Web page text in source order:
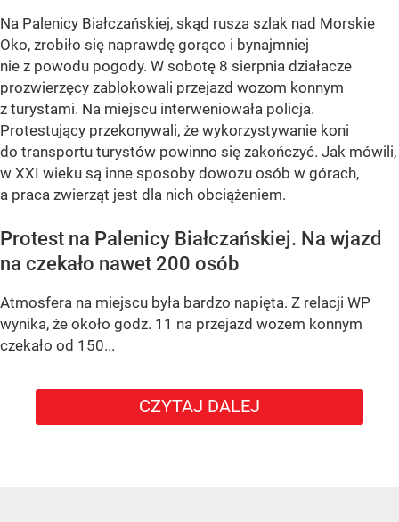
Na Palenicy Białczańskiej, skąd rusza szlak nad Morskie
Oko, zrobiło się naprawdę gorąco i bynajmniej
nie z powodu pogody. W sobotę 8 sierpnia działacze
prozwierzęcy zablokowali przejazd wozom konnym
z turystami. Na miejscu interweniowała policja.
Protestujący przekonywali, że wykorzystywanie koni
do transportu turystów powinno się zakończyć. Jak mówili,
w XXI wieku są inne sposoby dowozu osób w górach,
a praca zwierząt jest dla nich obciążeniem.
Protest na Palenicy Białczańskiej. Na wjazd
na czekało nawet 200 osób
Atmosfera na miejscu była bardzo napięta. Z relacji WP
wynika, że około godz. 11 na przejazd wozem konnym
czekało od 150...
CZYTAJ DALEJ